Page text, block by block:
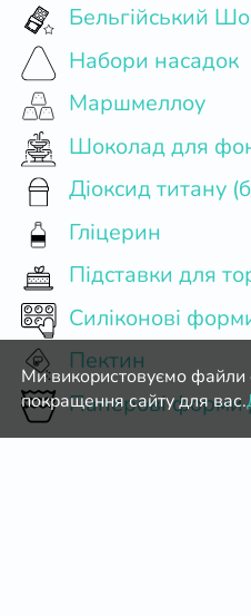
Бельгійський
Набори насадок
Маршмеллоу
Шоколад для
Діоксид титану
Гліцерин
Підставки для
Силіконові
Пектин
Паперові форми
Харчова фольга
Ми використовуємо файли
покращення сайту для вас.